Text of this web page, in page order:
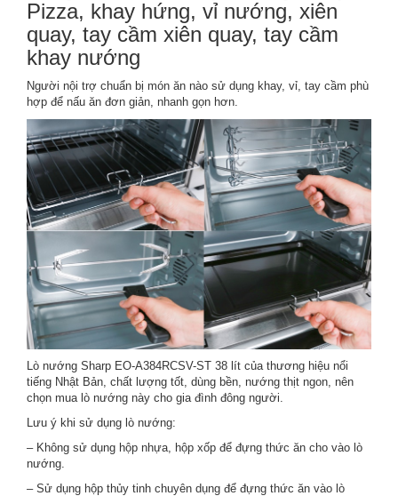
Pizza, khay hứng, vỉ nướng, xiên
quay, tay cầm xiên quay, tay cầm
khay nướng
Người nội trợ chuẩn bị món ăn nào sử dụng khay, vỉ, tay cầm phù
hợp để nấu ăn đơn giản, nhanh gọn hơn.
Lò nướng Sharp EO-A384RCSV-ST 38 lít của thương hiệu nổi
tiếng Nhật Bản, chất lượng tốt, dùng bền, nướng thịt ngon, nên
chọn mua lò nướng này cho gia đình đông người.
Lưu ý khi sử dụng lò nướng:
– Không sử dụng hộp nhựa, hộp xốp để đựng thức ăn cho vào lò
nướng.
– Sử dụng hộp thủy tinh chuyên dụng để đựng thức ăn vào lò